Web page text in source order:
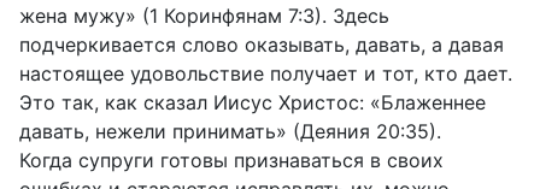
жена мужу» (1 Коринфянам 7:3). Здесь
подчеркивается слово оказывать, давать, а давая
настоящее удовольствие получает и тот, кто дает.
Это так, как сказал Иисус Христос: «Блаженнее
давать, нежели принимать» (Деяния 20:35).
Когда супруги готовы признаваться в своих